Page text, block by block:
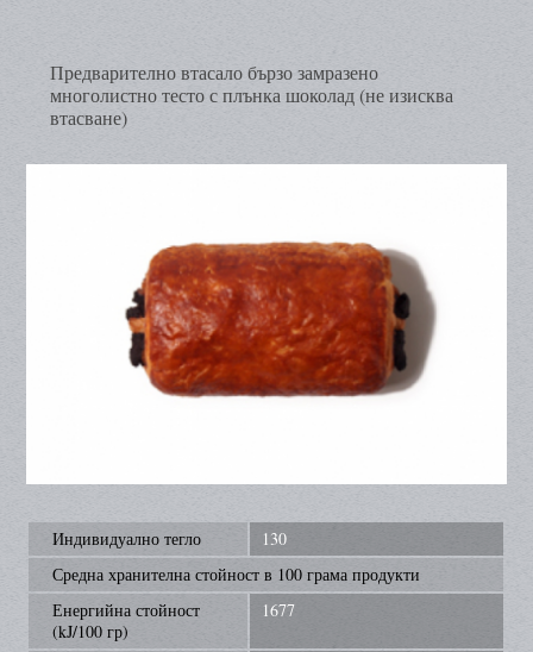
Предварително втасало бързо замразено
многолистно тесто с плънка шоколад (не изисква
втасване)
Индивидуално тегло
130
Средна хранителна стойност в 100 грама продукти
Енергийна стойност
(kJ/100 гр)
1677